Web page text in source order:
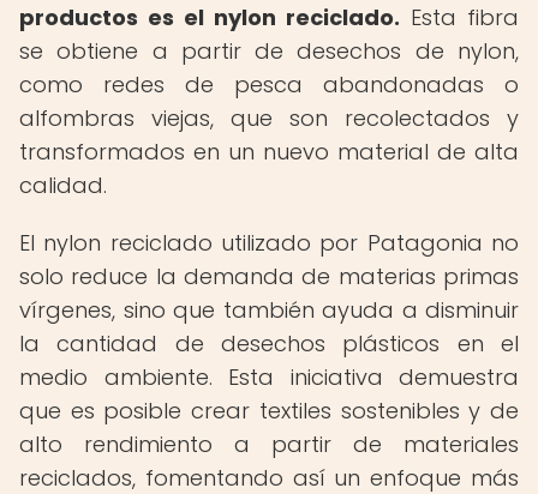
productos es el nylon reciclado. Esta fibra
se obtiene a partir de desechos de nylon,
como redes de pesca abandonadas o
alfombras viejas, que son recolectados y
transformados en un nuevo material de alta
calidad.
El nylon reciclado utilizado por Patagonia no
solo reduce la demanda de materias primas
vírgenes, sino que también ayuda a disminuir
la cantidad de desechos plásticos en el
medio ambiente. Esta iniciativa demuestra
que es posible crear textiles sostenibles y de
alto rendimiento a partir de materiales
reciclados, fomentando así un enfoque más